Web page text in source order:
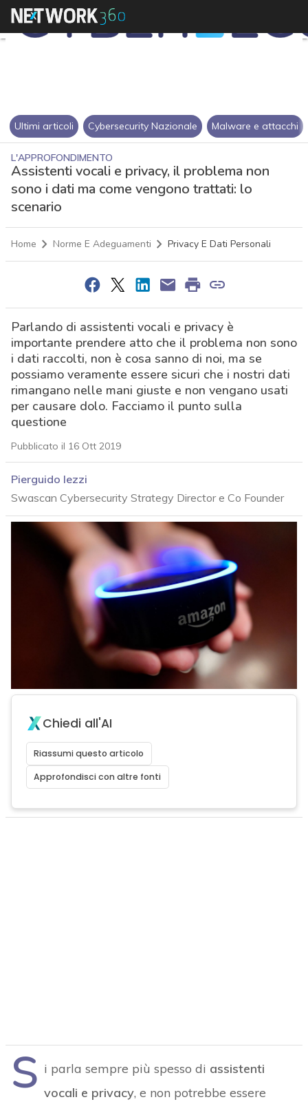
Ultimi articoli Cybersecurity Nazionale Malware e attacchi
L'APPROFONDIMENTO
Assistenti vocali e privacy, il problema non
sono i dati ma come vengono trattati: lo
scenario
Home Norme E Adeguamenti Privacy E Dati Personali
Parlando di assistenti vocali e privacy è
importante prendere atto che il problema non sono
i dati raccolti, non è cosa sanno di noi, ma se
possiamo veramente essere sicuri che i nostri dati
rimangano nelle mani giuste e non vengano usati
per causare dolo. Facciamo il punto sulla
questione
Pubblicato il 16 Ott 2019
Pierguido Iezzi
Swascan Cybersecurity Strategy Director e Co Founder
Chiedi all'AI
Riassumi questo articolo
Approfondisci con altre fonti
S i parla sempre più spesso di assistenti
vocali e privacy, e non potrebbe essere